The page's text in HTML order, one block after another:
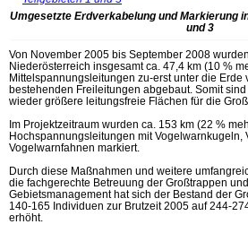
Umgesetzte Erdverkabelung und Markierung
und 3
Von November 2005 bis September 2008
Niederösterreich insgesamt ca. 47,4 km (10 %
Mittelspannungsleitungen zu-erst unter die
bestehenden Freileitungen abgebaut. Somit
wieder größere leitungsfreie Flächen für die
Im Projektzeitraum wurden ca. 153 km (22 %
Hochspannungsleitungen mit Vogelwarnkugeln,
Vogelwarnfahnen markiert.
Durch diese Maßnahmen und weitere
die fachgerechte Betreuung der Großtrappen
Gebietsmanagement hat sich der Bestand der
140-165 Individuen zur Brutzeit 2005 auf 244-
erhöht.